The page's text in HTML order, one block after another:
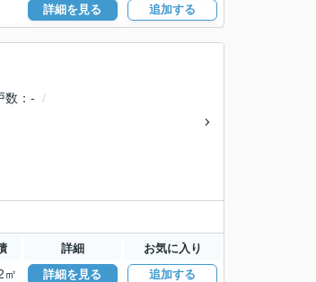
詳細を見る 追加する
数
-
詳細 お気に入り
㎡ 詳細を見る 追加する